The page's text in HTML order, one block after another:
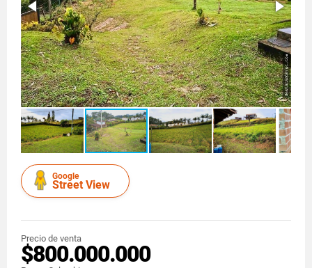
Google
Street View
Precio de venta
$800.000.000